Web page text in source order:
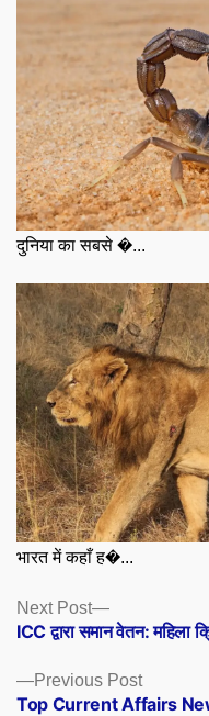
दुनिया का सबसे �...
भारत में कहाँ ह�...
Posts
navigation
Previous PostPrevious
post:
Top Current Affairs
Next Post
Next
post:
ICC द्वारा समान वेतन: